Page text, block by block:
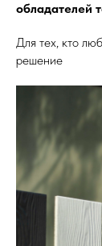
обладателей
Для тех, кто
решение